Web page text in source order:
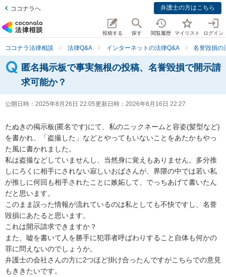
ココナラへ 弁護士の方はこちら
投稿する 探す 閲覧履歴 マイリスト ログイン
ココナラ法律相談 法律Q&A インターネットの法律Q&A 名誉毀損の
匿名掲示板で事実無根の投稿、名誉毀損で開示請
求可能か？
公開日時： 2025年8月26日 22:05更新日時： 2026年6月16日 22:27
たぬきの掲示板(匿名です)にて、私のニックネームと容姿(髪型など)
を書かれ、「盗撮した」などとやってもいないことをあたかもやっ
た風に書かれました。
私は盗撮などしていませんし、当然身に覚えもありません。多分推
しにろくに相手にされない寂しいおばさんが、界隈の中では若い私
が推しに何回も相手されたことに嫉妬して、でっちあげて書いたん
だと思います。
このまま誤った情報が流れているのは私としても不快ですし、名誉
毀損にあたると思います。
これは開示請求できますか？
また、嘘を書いて人を勝手に犯罪者呼ばわりすること自体も何かの
罪に問えないのでしょうか。
弁護士の会社さんの方に2つほど掛け合ったんですがこちらでの意見
もききたいです。